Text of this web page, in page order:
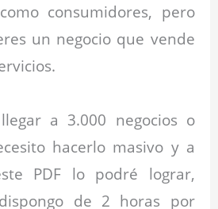
consumidores, pero
un negocio que vende
a 3.000 negocios o
hacerlo masivo y a
PDF lo podré lograr,
de 2 horas por